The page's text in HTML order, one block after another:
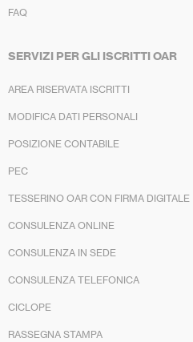
FAQ
SERVIZI PER GLI ISCRITTI OAR
AREA RISERVATA ISCRITTI
MODIFICA DATI PERSONALI
POSIZIONE CONTABILE
PEC
TESSERINO OAR CON FIRMA DIGITALE
CONSULENZA ONLINE
CONSULENZA IN SEDE
CONSULENZA TELEFONICA
CICLOPE
RASSEGNA STAMPA